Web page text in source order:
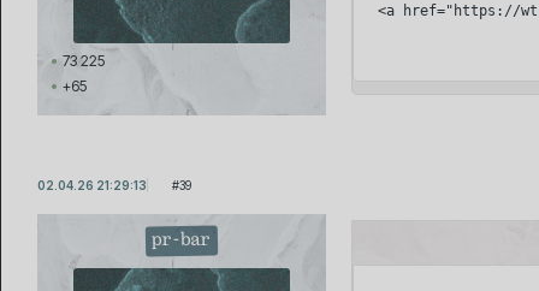
73 225
+65
<a href="https://
39
02.04.26 21:29:13
pr-bar